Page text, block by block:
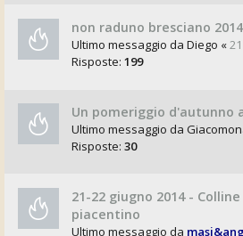
non raduno bresciano 2014
Ultimo messaggio da Diego «
Risposte: 199
Un pomeriggio d'autunno
Ultimo messaggio da
Risposte: 30
21-22 giugno 2014 -
piacentino
Ultimo messaggio da